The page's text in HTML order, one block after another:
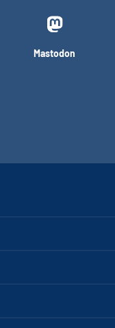
Mastodon